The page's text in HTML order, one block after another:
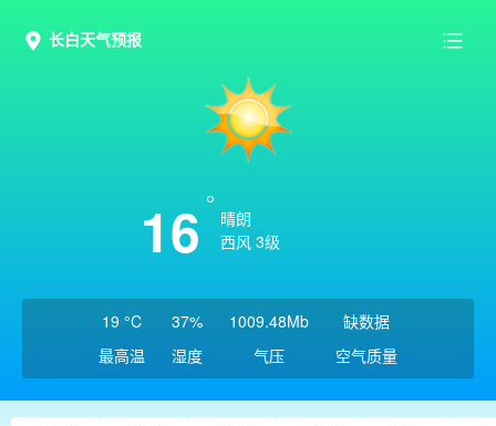
长白天气预报
16
晴朗
西风 3级
19 °C
最高温
37%
湿度
1009.48Mb
气压
缺数据
空气质量